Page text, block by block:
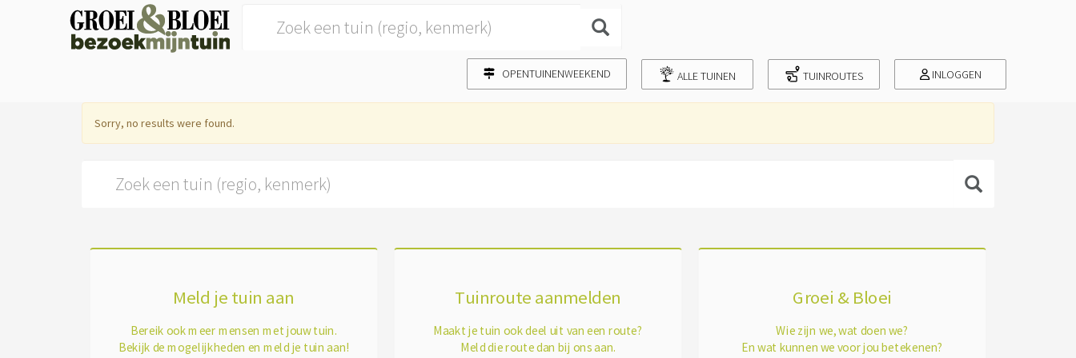
OPENTUINENWEEKEND ALLE TUINEN TUINROUTES INLOGGEN
Sorry, no results were found.
Meld je tuin aan
Bereik ook meer mensen met jouw tuin.
Bekijk de mogelijkheden en meld je tuin aan!
Tuinroute aanmelden
Maakt je tuin ook deel uit van een route?
Meld die route dan bij ons aan.
Groei & Bloei
Wie zijn we, wat doen we?
En wat kunnen we voor jou betekenen?